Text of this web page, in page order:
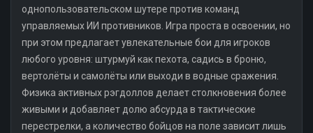
однопользовательском шутере против команд
управляемых ИИ противников. Игра проста в освоении, но
при этом предлагает увлекательные бои для игроков
любого уровня: штурмуй как пехота, садись в броню,
вертолёты и самолёты или выходи в водные сражения.
Физика активных рэгдоллов делает столкновения более
живыми и добавляет долю абсурда в тактические
перестрелки, а количество бойцов на поле зависит лишь